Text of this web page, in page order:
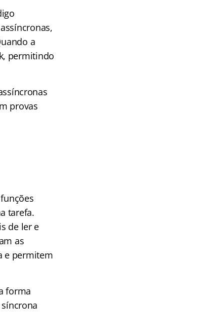
a
permitindo
provas
tarefa.
de ler e
as
e permitem
forma